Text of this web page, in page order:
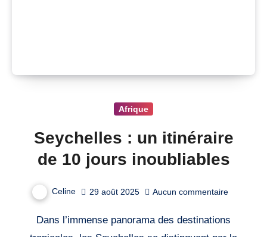
Afrique
Seychelles : un itinéraire
de 10 jours inoubliables
Celine 29 août 2025 Aucun commentaire
Dans l’immense panorama des destinations